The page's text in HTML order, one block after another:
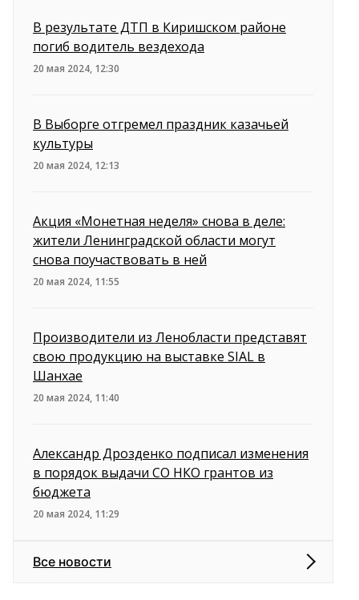
В результате ДТП в Киришском районе
погиб водитель вездехода
20 мая 2024, 12:30
В Выборге отгремел праздник казачьей
культуры
20 мая 2024, 12:13
Акция «Монетная неделя» снова в деле:
жители Ленинградской области могут
снова поучаствовать в ней
20 мая 2024, 11:55
Производители из Ленобласти представят
свою продукцию на выставке SIAL в
Шанхае
20 мая 2024, 11:40
Александр Дрозденко подписал изменения
в порядок выдачи СО НКО грантов из
бюджета
20 мая 2024, 11:29
Все новости